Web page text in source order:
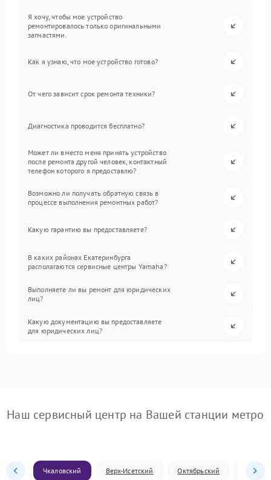
Я хочу, чтобы мое устройство
ремонтировалось только оригинальными
запчастями.
Как я узнаю, что мое устройство готово?
От чего зависит срок ремонта техники?
Диагностика проводится бесплатно?
Может ли вместо меня принять устройство
после ремонта другой человек, контактный
телефон которого я предоставлю?
Возможно ли получать обратную связь в
процессе выполнения ремонтных работ?
Какую гарантию вы предоставляете?
В каких районах Екатеринбурга
располагаются сервисные центры Yamaha?
Выполняете ли вы ремонт для юридических
лиц?
Какую документацию вы предоставляете
для юридических лиц?
Наш сервисный центр на Вашей станции метро
Чкаловский Верх-Исетский Октябрьский